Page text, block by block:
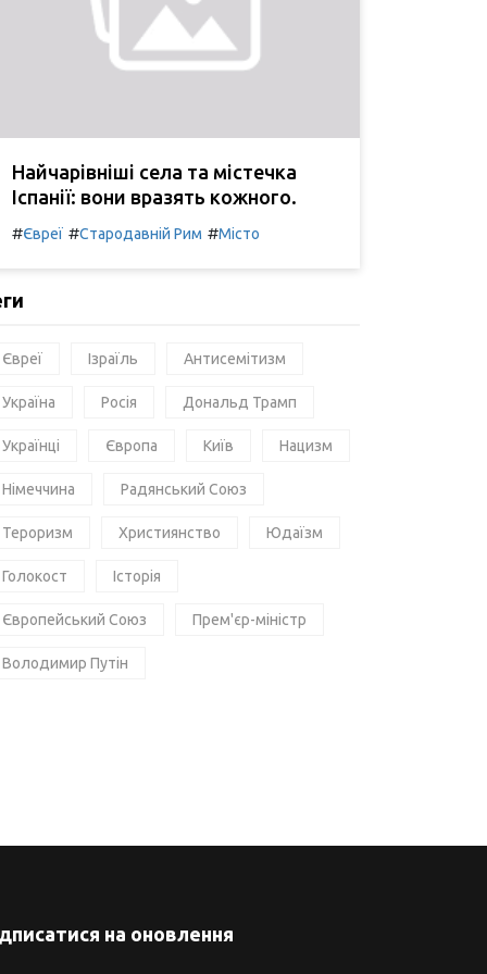
Найчарівніші села та містечка
Іспанії: вони вразять кожного.
#Євреї #Стародавній Рим #Місто
Євреї Ізраїль Антисемітизм
Україна Росія Дональд Трамп
Українці Європа Київ Нацизм
Німеччина Радянський Союз
Тероризм Християнство Юдаїзм
Голокост Історія
Європейський Союз Прем'єр-міністр
Володимир Путін
на оновлення